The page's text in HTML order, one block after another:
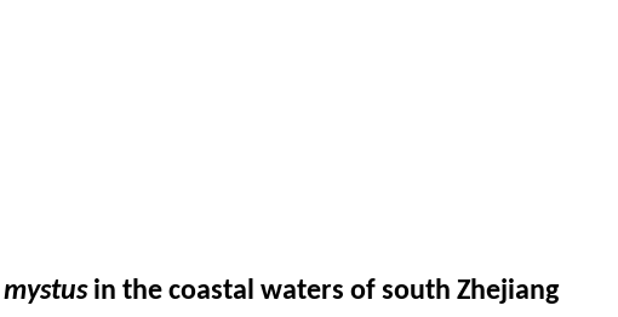
in the coastal waters of south Zhejiang